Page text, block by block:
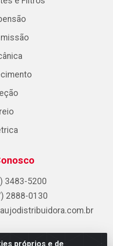
próprios e de
3483-5200
2888-0130